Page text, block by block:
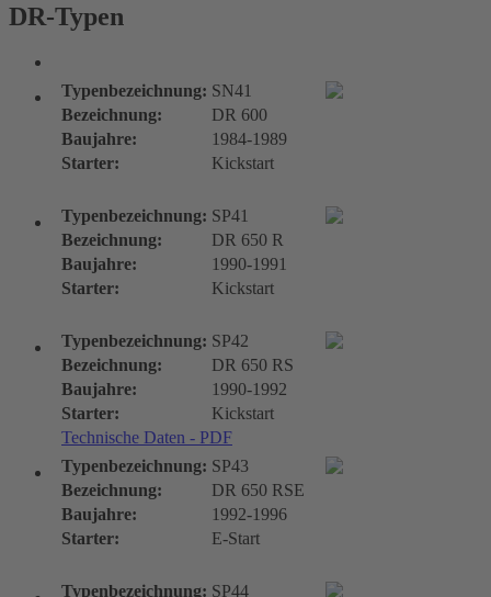
DR-Typen
Typenbezeichnung: SN41
Bezeichnung:
DR 600
Baujahre:
1984-1989
Starter:
Kickstart
Typenbezeichnung: SP41
Bezeichnung:
DR 650 R
Baujahre:
1990-1991
Starter:
Kickstart
Typenbezeichnung: SP42
Bezeichnung:
DR 650 RS
Baujahre:
1990-1992
Starter:
Kickstart
Technische Daten - PDF
Typenbezeichnung: SP43
Bezeichnung:
DR 650 RSE
Baujahre:
1992-1996
Starter:
E-Start
Typenbezeichnung: SP44